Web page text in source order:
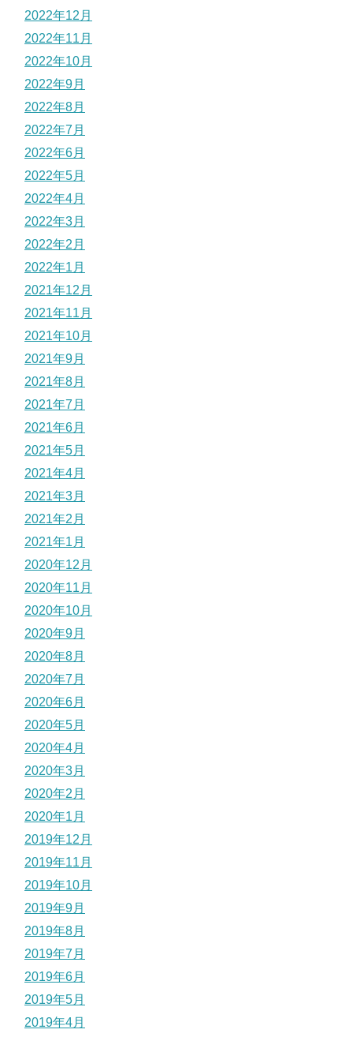
2022年12月
2022年11月
2022年10月
2022年9月
2022年8月
2022年7月
2022年6月
2022年5月
2022年4月
2022年3月
2022年2月
2022年1月
2021年12月
2021年11月
2021年10月
2021年9月
2021年8月
2021年7月
2021年6月
2021年5月
2021年4月
2021年3月
2021年2月
2021年1月
2020年12月
2020年11月
2020年10月
2020年9月
2020年8月
2020年7月
2020年6月
2020年5月
2020年4月
2020年3月
2020年2月
2020年1月
2019年12月
2019年11月
2019年10月
2019年9月
2019年8月
2019年7月
2019年6月
2019年5月
2019年4月